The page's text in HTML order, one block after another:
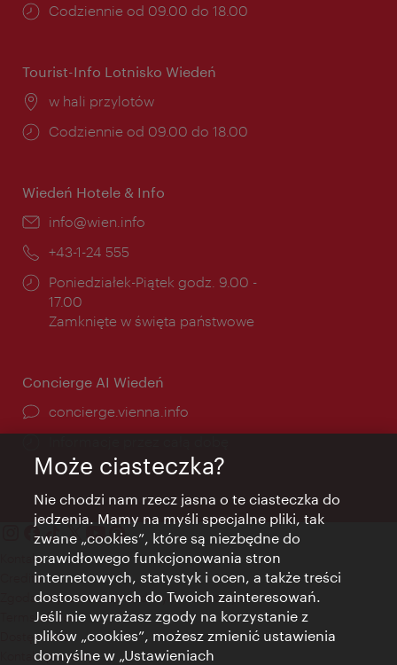
Godziny
Codziennie od 09.00 do 18.00
Tourist-Info Lotnisko Wiedeń
Miejsce:
w hali przylotów
Godziny
Codziennie od 09.00 do 18.00
Wiedeń Hotele & Info
E-
info@wien.info
Telefon:
+43-1-24 555
Godziny
otwarcia:
Poniedziałek-Piątek godz. 9.00 -
17.00
Zamknięte w święta państwowe
Concierge AI Wiedeń
concierge.vienna.info
Kontakt
Credits
Zgoda na przetwarzanie danych osobowych
Terms of Use
Dostępność
Kontakt prasowy
Może ciasteczka?
Nie chodzi nam rzecz jasna o te ciasteczka do
jedzenia. Mamy na myśli specjalne pliki, tak
zwane „cookies”, które są niezbędne do
prawidłowego funkcjonowania stron
internetowych, statystyk i ocen, a także treści
dostosowanych do Twoich zainteresowań.
Jeśli nie wyrażasz zgody na korzystanie z
plików „cookies”, możesz zmienić ustawienia
domyślne w „Ustawieniach